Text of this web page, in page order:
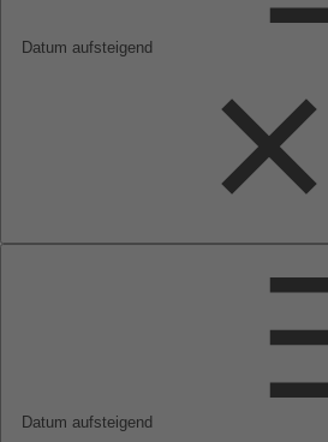
Datum aufsteigend
Datum aufsteigend